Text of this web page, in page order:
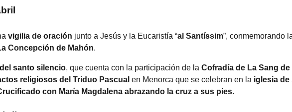
vigilia de oración junto a Jesús y la Eucaristía “al Santíssim”, conmemorando
Concepción de Mahón.
santo silencio, que cuenta con la participación de la Cofradía de La Sang de
religiosos del Triduo Pascual en Menorca que se celebran en la iglesia de
con María Magdalena abrazando la cruz a sus pies.